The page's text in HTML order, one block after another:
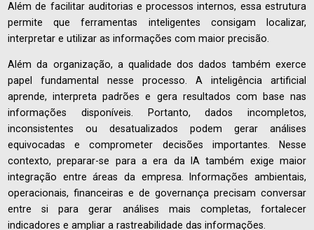
Além de facilitar auditorias e processos internos, essa estrutura
permite que ferramentas inteligentes consigam localizar,
interpretar e utilizar as informações com maior precisão.
Além da organização, a qualidade dos dados também exerce
papel fundamental nesse processo. A inteligência artificial
aprende, interpreta padrões e gera resultados com base nas
informações disponíveis. Portanto, dados incompletos,
inconsistentes ou desatualizados podem gerar análises
equivocadas e comprometer decisões importantes. Nesse
contexto, preparar-se para a era da IA também exige maior
integração entre áreas da empresa. Informações ambientais,
operacionais, financeiras e de governança precisam conversar
entre si para gerar análises mais completas, fortalecer
indicadores e ampliar a rastreabilidade das informações.